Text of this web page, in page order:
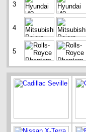
3
4
5